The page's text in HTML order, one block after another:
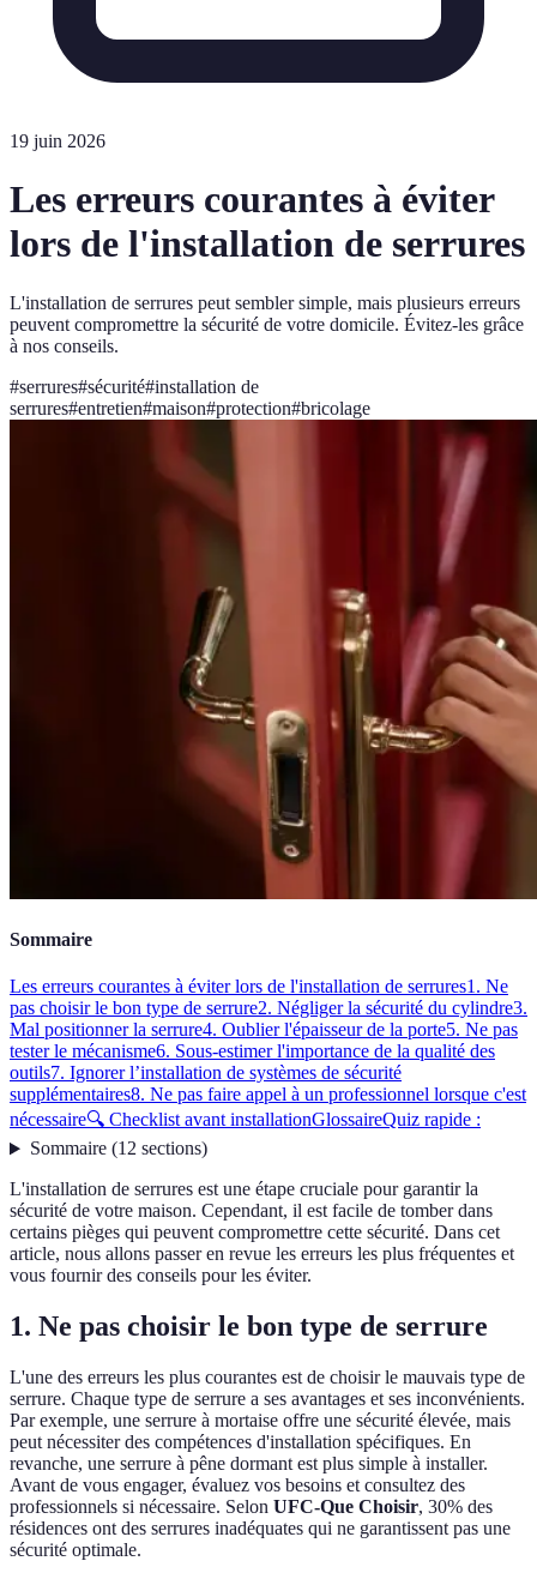
19 juin 2026
Les erreurs courantes à éviter
lors de l'installation de serrures
L'installation de serrures peut sembler simple, mais plusieurs erreurs
peuvent compromettre la sécurité de votre domicile. Évitez-les grâce
à nos conseils.
#serrures#sécurité#installation de
serrures#entretien#maison#protection#bricolage
Sommaire
Les erreurs courantes à éviter lors de l'installation de serrures1. Ne
pas choisir le bon type de serrure2. Négliger la sécurité du cylindre3.
Mal positionner la serrure4. Oublier l'épaisseur de la porte5. Ne pas
tester le mécanisme6. Sous-estimer l'importance de la qualité des
outils7. Ignorer l’installation de systèmes de sécurité
supplémentaires8. Ne pas faire appel à un professionnel lorsque c'est
nécessaire🔍 Checklist avant installationGlossaireQuiz rapide :
Sommaire(12 sections)
L'installation de serrures est une étape cruciale pour garantir la
sécurité de votre maison. Cependant, il est facile de tomber dans
certains pièges qui peuvent compromettre cette sécurité. Dans cet
article, nous allons passer en revue les erreurs les plus fréquentes et
vous fournir des conseils pour les éviter.
1. Ne pas choisir le bon type de serrure
L'une des erreurs les plus courantes est de choisir le mauvais type de
serrure. Chaque type de serrure a ses avantages et ses inconvénients.
Par exemple, une serrure à mortaise offre une sécurité élevée, mais
peut nécessiter des compétences d'installation spécifiques. En
revanche, une serrure à pêne dormant est plus simple à installer.
Avant de vous engager, évaluez vos besoins et consultez des
professionnels si nécessaire. Selon UFC-Que Choisir, 30% des
résidences ont des serrures inadéquates qui ne garantissent pas une
sécurité optimale.